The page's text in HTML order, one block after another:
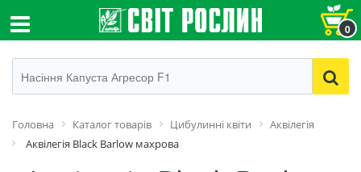
0
Головна Каталог товарів Цибулинні квіти
Аквілегія
Аквілегія Black Barlow махрова